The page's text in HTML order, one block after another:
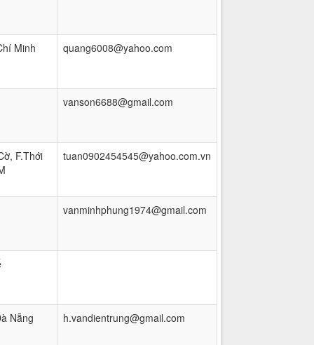
Minh quang6008@yahoo.com
vanson6688@gmail.com
F.Thới
tuan0902454545@yahoo.com.vn
vanminhphung1974@gmail.com
Nẵng h.vandientrung@gmail.com